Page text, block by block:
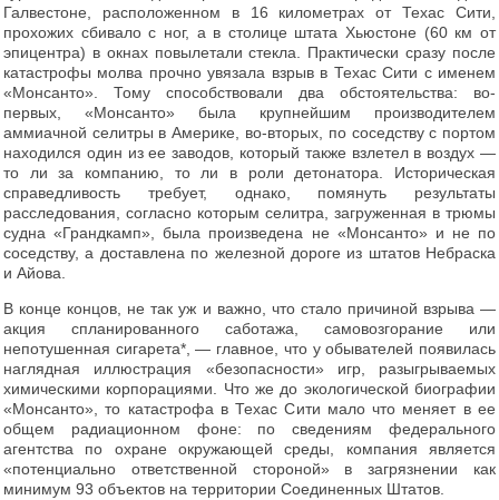
Галвестоне, расположенном в 16 километрах от Техас Сити,
прохожих сбивало с ног, а в столице штата Хьюстоне (60 км от
эпицентра) в окнах повылетали стекла. Практически сразу после
катастрофы молва прочно увязала взрыв в Техас Сити с именем
«Монсанто». Тому способствовали два обстоятельства: во-
первых, «Монсанто» была крупнейшим производителем
аммиачной селитры в Америке, во-вторых, по соседству с портом
находился один из ее заводов, который также взлетел в воздух —
то ли за компанию, то ли в роли детонатора. Историческая
справедливость требует, однако, помянуть результаты
расследования, согласно которым селитра, загруженная в трюмы
судна «Грандкамп», была произведена не «Монсанто» и не по
соседству, а доставлена по железной дороге из штатов Небраска
и Айова.
В конце концов, не так уж и важно, что стало причиной взрыва —
акция спланированного саботажа, самовозгорание или
непотушенная сигарета*, — главное, что у обывателей появилась
наглядная иллюстрация «безопасности» игр, разыгрываемых
химическими корпорациями. Что же до экологической биографии
«Монсанто», то катастрофа в Техас Сити мало что меняет в ее
общем радиационном фоне: по сведениям федерального
агентства по охране окружающей среды, компания является
«потенциально ответственной стороной» в загрязнении как
минимум 93 объектов на территории Соединенных Штатов.